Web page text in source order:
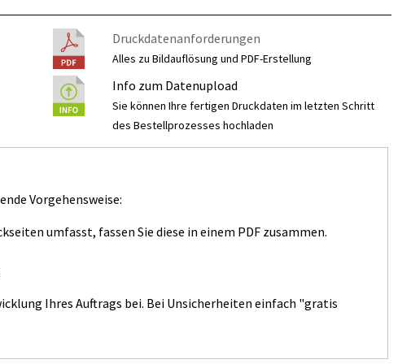
Druckdatenanforderungen
Alles zu Bildauflösung und PDF-Erstellung
Info zum Datenupload
Sie können Ihre fertigen Druckdaten im letzten Schritt
des Bestellprozesses hochladen
Vorgehensweise:
umfasst, fassen Sie diese in einem PDF zusammen.
Ihres Auftrags bei. Bei Unsicherheiten einfach "gratis